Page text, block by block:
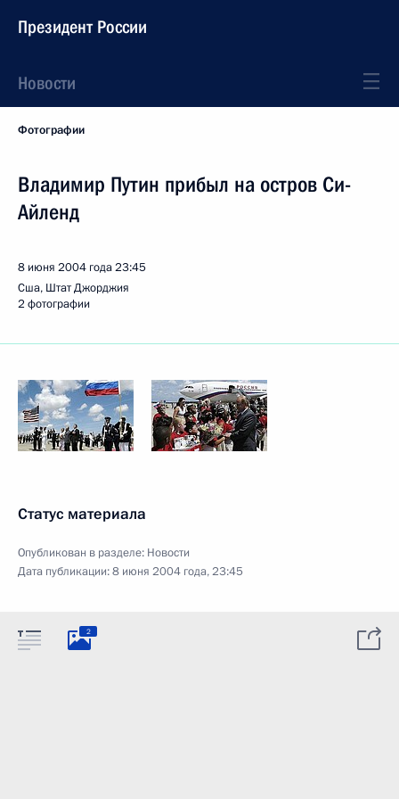
Президент России
Новости
Фотографии
Владимир Путин прибыл на остров Си-
Айленд
8 июня 2004 года23:45
Сша, Штат Джорджия
2 фотографии
Статус материала
Опубликован в разделе: Новости
Дата публикации:8 июня 2004 года, 23:45
2